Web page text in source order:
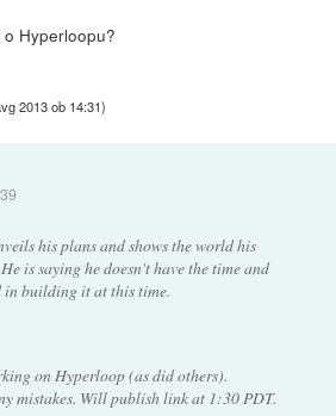
Hyperloopu?
2013 ob 14:31)
his plans and shows the world his
is saying he doesn't have the time and
in building it at this time.
on Hyperloop (as did others).
mistakes. Will publish link at 1:30 PDT.